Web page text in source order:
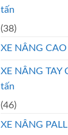
tấn
(38)
XE NÂNG
XE NÂNG TAY
tấn
(46)
XE NÂNG